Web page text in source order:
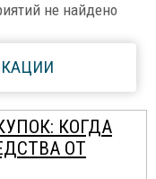
не найдено
КОГДА
ОТ